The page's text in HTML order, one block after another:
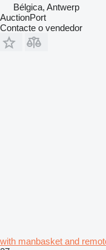
Bélgica, Antwerp
AuctionPort
Contacte o vendedor
with manbasket and